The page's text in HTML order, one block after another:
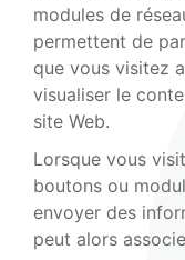
modules de
permettent de
que vous visitez
visualiser le
site Web.
Lorsque vous
boutons ou
envoyer des
peut alors